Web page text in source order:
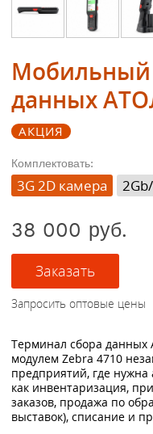
Мобильный
данных
АКЦИЯ
Комплектовать:
3G 2D камера
38 000 руб.
Терминал сбора данных
модулем Zebra 4710
предприятий, где нужна
как инвентаризация,
заказов, продажа по
выставок), списание и